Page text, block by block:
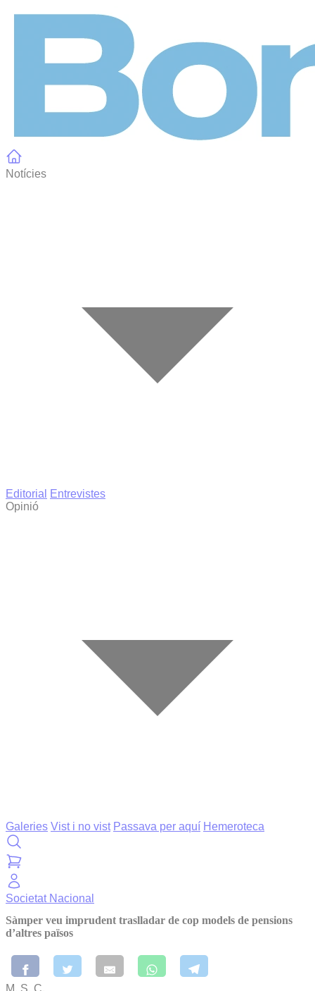
Notícies
Editorial
Entrevistes
Opinió
Galeries Vist i no vist Passava per aquí Hemeroteca
Societat Nacional
Sàmper veu imprudent traslladar de cop models de pensions
d’altres països
M. S. C.